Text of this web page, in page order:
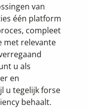
van
één platform
compleet
met relevante
u als
en
u tegelijk forse
behaalt.